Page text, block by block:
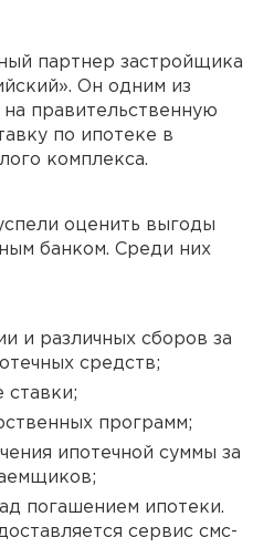
партнер застройщика
Он одним из
правительственную
по ипотеке в
комплекса.
оценить выгоды
банком. Среди них
и различных сборов за
средств;
ставки;
программ;
ипотечной суммы за
погашением ипотеки.
сервис смс-